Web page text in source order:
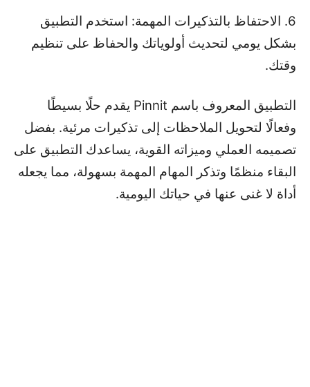
6. الاحتفاظ بالتذكيرات المهمة: استخدم التطبيق
بشكل يومي لتحديث أولوياتك والحفاظ على تنظيم
وقتك.
التطبيق المعروف باسم Pinnit يقدم حلًا بسيطًا
وفعالًا لتحويل الملاحظات إلى تذكيرات مرئية. بفضل
تصميمه العملي وميزاته القوية، يساعدك التطبيق على
البقاء منظمًا وتذكر المهام المهمة بسهولة، مما يجعله
أداة لا غنى عنها في حياتك اليومية.